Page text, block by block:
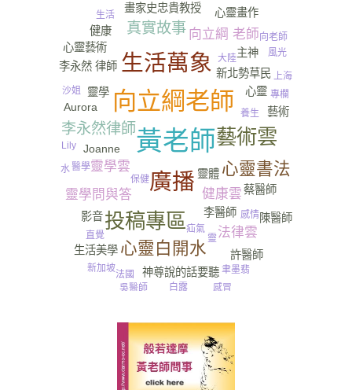
黃老師
向立綱老師
廣播
生活萬象
投稿專區
藝術雲
心靈白開水
心靈書法
李永然律師
真實故事
健康雲
靈學問與答
靈學雲
向立綱 老師
法律雲
心靈
李醫師
靈體
畫家史忠貴教授
Joanne
新北勢草民
神尊說的話要聽
靈學
蔡醫師
心靈畫作
主神
李永然 律師
影音
生活美學
Aurora
健康
陳醫師
藝術
許醫師
心靈藝術
養生
保健
上海
Lily
白露
沙姐
醫學
聿墨翡
風光
生活
吳醫師
新加坡
向老師
大陸
直覺
法國
靈
感冒
專欄
感情
水
疝氣